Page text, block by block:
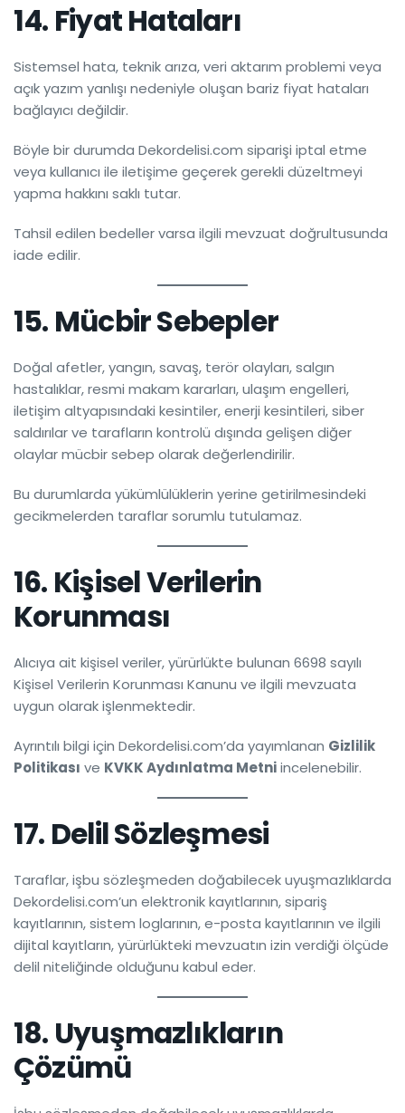
14. Fiyat Hataları
Sistemsel hata, teknik arıza, veri aktarım problemi veya
açık yazım yanlışı nedeniyle oluşan bariz fiyat hataları
bağlayıcı değildir.
Böyle bir durumda Dekordelisi.com siparişi iptal etme
veya kullanıcı ile iletişime geçerek gerekli düzeltmeyi
yapma hakkını saklı tutar.
Tahsil edilen bedeller varsa ilgili mevzuat doğrultusunda
iade edilir.
15. Mücbir Sebepler
Doğal afetler, yangın, savaş, terör olayları, salgın
hastalıklar, resmi makam kararları, ulaşım engelleri,
iletişim altyapısındaki kesintiler, enerji kesintileri, siber
saldırılar ve tarafların kontrolü dışında gelişen diğer
olaylar mücbir sebep olarak değerlendirilir.
Bu durumlarda yükümlülüklerin yerine getirilmesindeki
gecikmelerden taraflar sorumlu tutulamaz.
16. Kişisel Verilerin
Korunması
Alıcıya ait kişisel veriler, yürürlükte bulunan 6698 sayılı
Kişisel Verilerin Korunması Kanunu ve ilgili mevzuata
uygun olarak işlenmektedir.
Ayrıntılı bilgi için Dekordelisi.com’da yayımlanan Gizlilik
Politikası ve KVKK Aydınlatma Metniincelenebilir.
17. Delil Sözleşmesi
Taraflar, işbu sözleşmeden doğabilecek uyuşmazlıklarda
Dekordelisi.com’un elektronik kayıtlarının, sipariş
kayıtlarının, sistem loglarının, e-posta kayıtlarının ve ilgili
dijital kayıtların, yürürlükteki mevzuatın izin verdiği ölçüde
delil niteliğinde olduğunu kabul eder.
18. Uyuşmazlıkların
Çözümü